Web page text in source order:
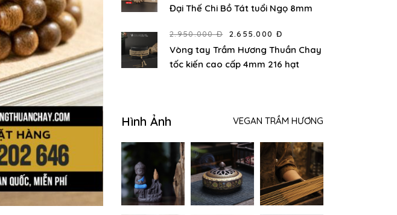
Đại Thế Chi Bồ Tát tuổi Ngọ 8mm
2.950.000 Đ 2.655.000 Đ
Vòng tay Trầm Hương Thuần Chay
tốc kiến cao cấp 4mm 216 hạt
Hình Ảnh VEGAN TRẦM HƯƠNG